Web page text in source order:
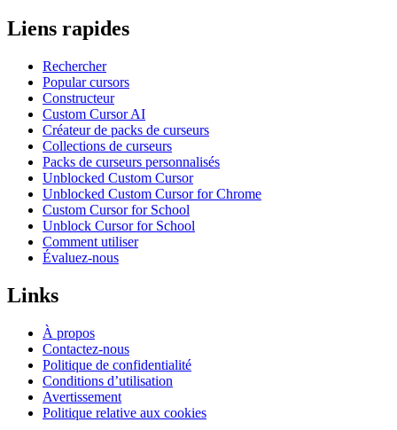
Liens rapides
Rechercher
Popular cursors
Constructeur
Custom Cursor AI
Créateur de packs de curseurs
Collections de curseurs
Packs de curseurs personnalisés
Unblocked Custom Cursor
Unblocked Custom Cursor for Chrome
Custom Cursor for School
Unblock Cursor for School
Comment utiliser
Évaluez-nous
Links
À propos
Contactez-nous
Politique de confidentialité
Conditions d’utilisation
Avertissement
Politique relative aux cookies